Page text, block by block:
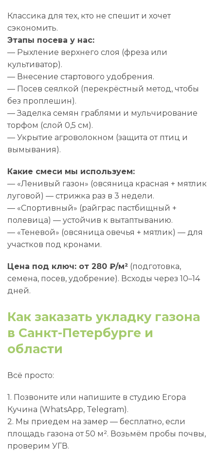
Классика для тех, кто не спешит и хочет
сэкономить.
Этапы посева у нас:
— Рыхление верхнего слоя (фреза или
культиватор).
— Внесение стартового удобрения.
— Посев сеялкой (перекрёстный метод, чтобы
без проплешин).
— Заделка семян граблями и мульчирование
торфом (слой 0,5 см).
— Укрытие агроволокном (защита от птиц и
вымывания).
Какие смеси мы используем:
— «Ленивый газон» (овсяница красная + мятлик
луговой) — стрижка раз в 3 недели.
— «Спортивный» (райграс пастбищный +
полевица) — устойчив к вытаптыванию.
— «Теневой» (овсяница овечья + мятлик) — для
участков под кронами.
Цена под ключ: от 280 ₽/м² (подготовка,
семена, посев, удобрение). Всходы через 10–14
дней.
Как заказать укладку газона
в Санкт-Петербурге и
области
Всё просто:
1. Позвоните или напишите в студию Егора
Кучина (WhatsApp, Telegram).
2. Мы приедем на замер — бесплатно, если
площадь газона от 50 м². Возьмём пробы почвы,
проверим УГВ.